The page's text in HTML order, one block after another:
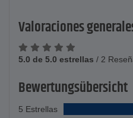
Valoraciones
5.0 de 5.0 estrellas / 2
Bewertungsübersicht
5 Estrellas